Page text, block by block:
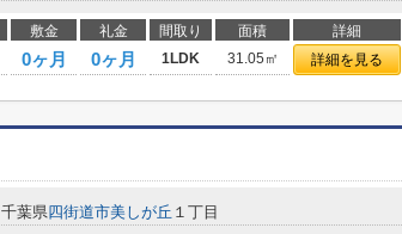
敷金 礼金 間取り 面積 詳細
0ヶ月 0ヶ月 1LDK 31.05㎡ 詳細を見る
千葉県四街道市美しが丘 １丁目